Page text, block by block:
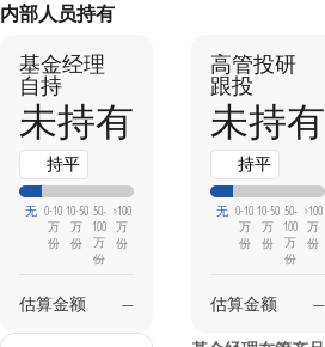
内部人员持有
基金经理
自持
未持有
持平
无 0-10
万
份
10-50
万
份
50-
100
万
份
>100
万
份
估算金额 —
高管投研
跟投
未持有
持平
无 0-10
万
份
10-50
万
份
50-
100
万
份
>100
万
份
估算金额 —